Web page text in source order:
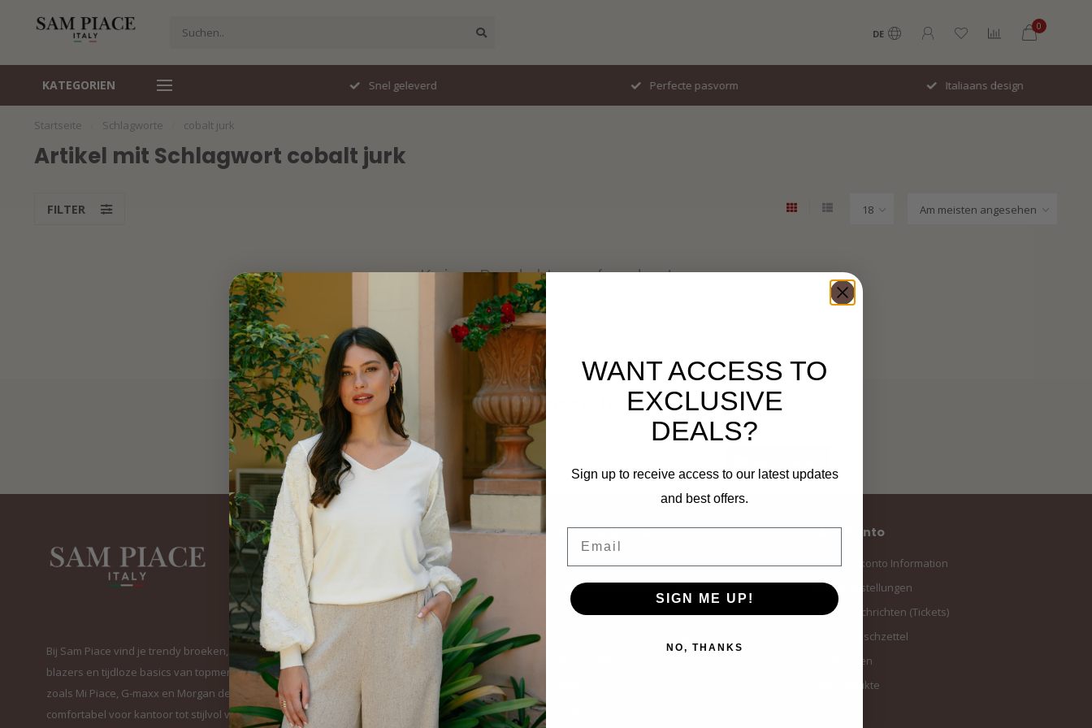
DE
0
KATEGORIEN
Travelstof specialist Snel geleverd Perfecte pasvorm Italiaans design
Startseite Schlagworte cobalt jurk
Artikel mit Schlagwort cobalt jurk
FILTER
Keine Produkte gefunden!
WEITER EINKAUFEN
Abonnieren Sie unseren Newsletter
Bleibe auf dem Laufenden mit unseren Newsletter-Angeboten
Bij Sam Piace vind je trendy broeken, elegante
blazers en tijdloze basics van topmerken
zoals Mi Piace, G-maxx en Morgan de Toi. Van
comfortabel voor kantoor tot stijlvol voor elke
Informationen
Kundendienst
Versand & Rücksendungen
Zahlungsarten
Mein Konto
Benutzerkonto Information
Meine Bestellungen
Meine Nachrichten (Tickets)
Mein Wunschzettel
Vergleichen
Alle Produkte
WANT ACCESS TO
EXCLUSIVE
DEALS?
Sign up to receive access to our latest updates
and best offers.
SIGN ME UP!
NO, THANKS